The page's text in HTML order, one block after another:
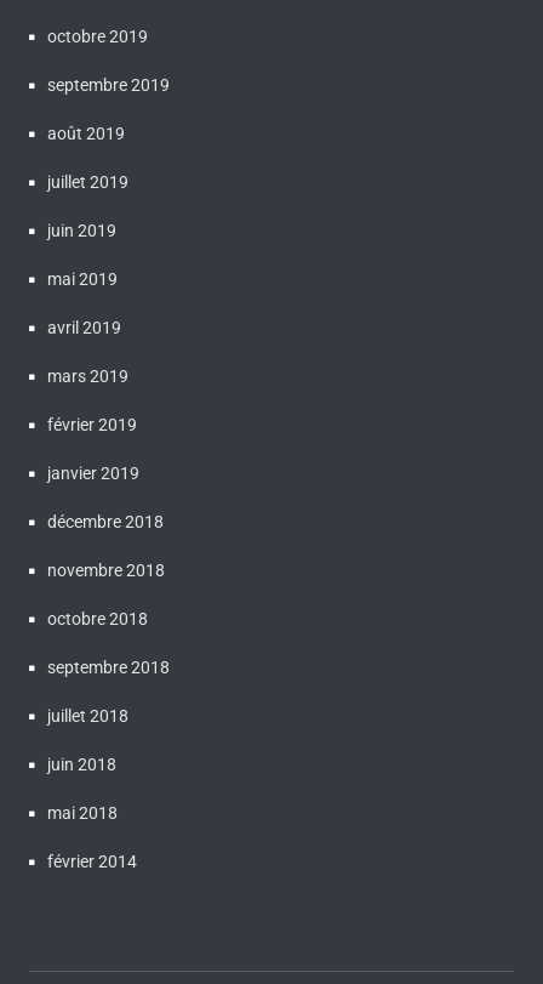
octobre 2019
septembre 2019
août 2019
juillet 2019
juin 2019
mai 2019
avril 2019
mars 2019
février 2019
janvier 2019
décembre 2018
novembre 2018
octobre 2018
septembre 2018
juillet 2018
juin 2018
mai 2018
février 2014